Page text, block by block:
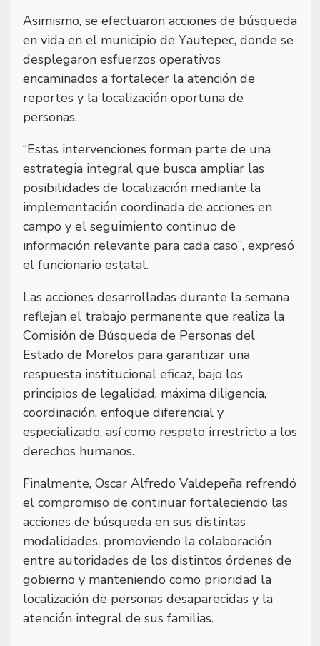
Asimismo, se efectuaron acciones de búsqueda
en vida en el municipio de Yautepec, donde se
desplegaron esfuerzos operativos
encaminados a fortalecer la atención de
reportes y la localización oportuna de
personas.
“Estas intervenciones forman parte de una
estrategia integral que busca ampliar las
posibilidades de localización mediante la
implementación coordinada de acciones en
campo y el seguimiento continuo de
información relevante para cada caso”, expresó
el funcionario estatal.
Las acciones desarrolladas durante la semana
reflejan el trabajo permanente que realiza la
Comisión de Búsqueda de Personas del
Estado de Morelos para garantizar una
respuesta institucional eficaz, bajo los
principios de legalidad, máxima diligencia,
coordinación, enfoque diferencial y
especializado, así como respeto irrestricto a los
derechos humanos.
Finalmente, Oscar Alfredo Valdepeña refrendó
el compromiso de continuar fortaleciendo las
acciones de búsqueda en sus distintas
modalidades, promoviendo la colaboración
entre autoridades de los distintos órdenes de
gobierno y manteniendo como prioridad la
localización de personas desaparecidas y la
atención integral de sus familias.